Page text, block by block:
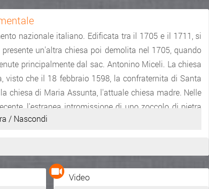
nazionale italiano. Edificata tra il 1705 e il 1711, si
un'altra chiesa poi demolita nel 1705, quando
principalmente dal sac. Antonino Miceli. La chiesa
visto che il 18 febbraio 1598, la confraternita di Santa
chiesa di Maria Assunta, l'attuale chiesa madre. Nelle
l'estranea intromissione di uno zoccolo di pietra
dalla strada immette direttamente nella cripta della
in stile barocco e presenta un portale d'ingresso
in un secondo momento, vi � un campanile.
Pagano, fu completato nel 1757 dal maestro
/ Nascondi
Video